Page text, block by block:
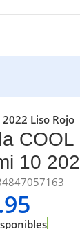
Liso Rojo
10